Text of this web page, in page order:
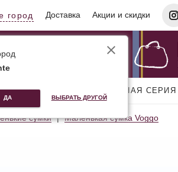
город Доставка Акции и скидки
СУМКИ ДОРОЖНАЯ СЕРИЯ
сумки Маленькая сумка Voggo
ДА ВЫБРАТЬ ДРУГОЙ